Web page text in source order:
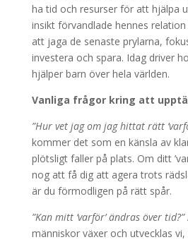
ha tid och resurser för att hjälpa
insikt förvandlade hennes
att jaga de senaste prylarna,
investera och spara. Idag driver
hjälper barn över hela världen.
Vanliga frågor kring att
”Hur vet jag om jag hittat rätt
kommer det som en känsla av
plötsligt faller på plats. Om ditt
nog att få dig att agera trots
är du förmodligen på rätt spår.
”Kan mitt ’varför’ ändras över tid?”
människor växer och utvecklas